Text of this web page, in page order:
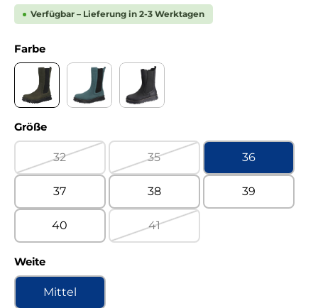
Verfügbar – Lieferung in 2-3 Werktagen
Farbeauswählen
Größeauswählen
32
(Diese Option ist zurzeit nicht verfügbar.)
35 36
37 38 39
40 41
Weiteauswählen
Mittel